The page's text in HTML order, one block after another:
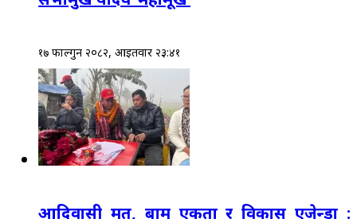
१७ फाल्गुन २०८२, आईतवार २३:४१
आदिवासी मत, बाम एकता र विकास एजेन्डा :